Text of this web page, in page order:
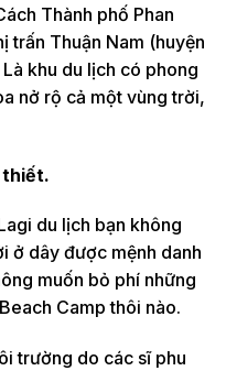
Thành phố Phan
trấn Thuận Nam (huyện
khu du lịch có phong
nở rộ cả một vùng trời,
thiết.
du lịch bạn không
ở dây được mệnh danh
muốn bỏ phí những
Camp thôi nào.
trường do các sĩ phu